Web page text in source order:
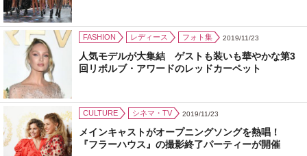
FASHION レディース フォト集 2019/11/23
人気モデルが大集結 ゲストも装いも華やかな第3
回リボルブ・アワードのレッドカーペット
CULTURE シネマ・TV 2019/11/23
メインキャストがオープニングソングを熱唱！
『フラーハウス』の撮影終了パーティーが開催